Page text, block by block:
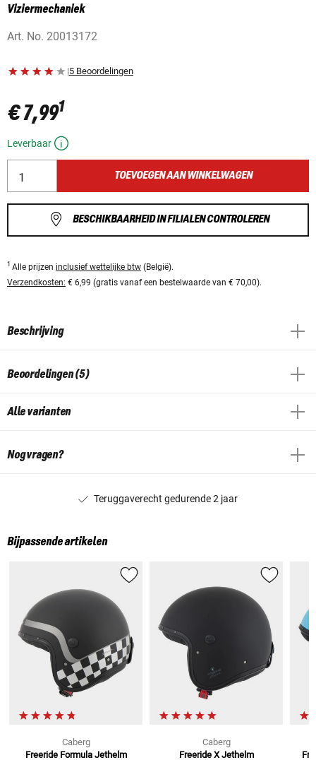
Viziermechaniek
Art. No. 20013172
|5 Beoordelingen
€ 7,991
Leverbaar
TOEVOEGEN AAN WINKELWAGEN
BESCHIKBAARHEID IN FILIALEN CONTROLEREN
1 Alle prijzen inclusief wettelijke btw (België).
Verzendkosten: € 6,99 (gratis vanaf een bestelwaarde van € 70,00).
Beschrijving
Beoordelingen (5)
Alle varianten
Nog vragen?
Teruggaverecht gedurende 2 jaar
Bijpassende artikelen
Caberg
Freeride Formula Jethelm
Caberg
Freeride X Jethelm